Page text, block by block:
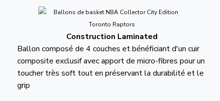
Construction Laminated
Ballon composé de 4 couches et bénéficiant d'un cuir
composite exclusif avec apport de micro-fibres pour un
toucher très soft tout en préservant la durabilité et le
grip